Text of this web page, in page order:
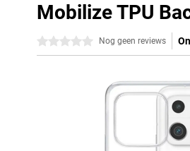
Mobilize TPU
0 sterren Nog geen reviews